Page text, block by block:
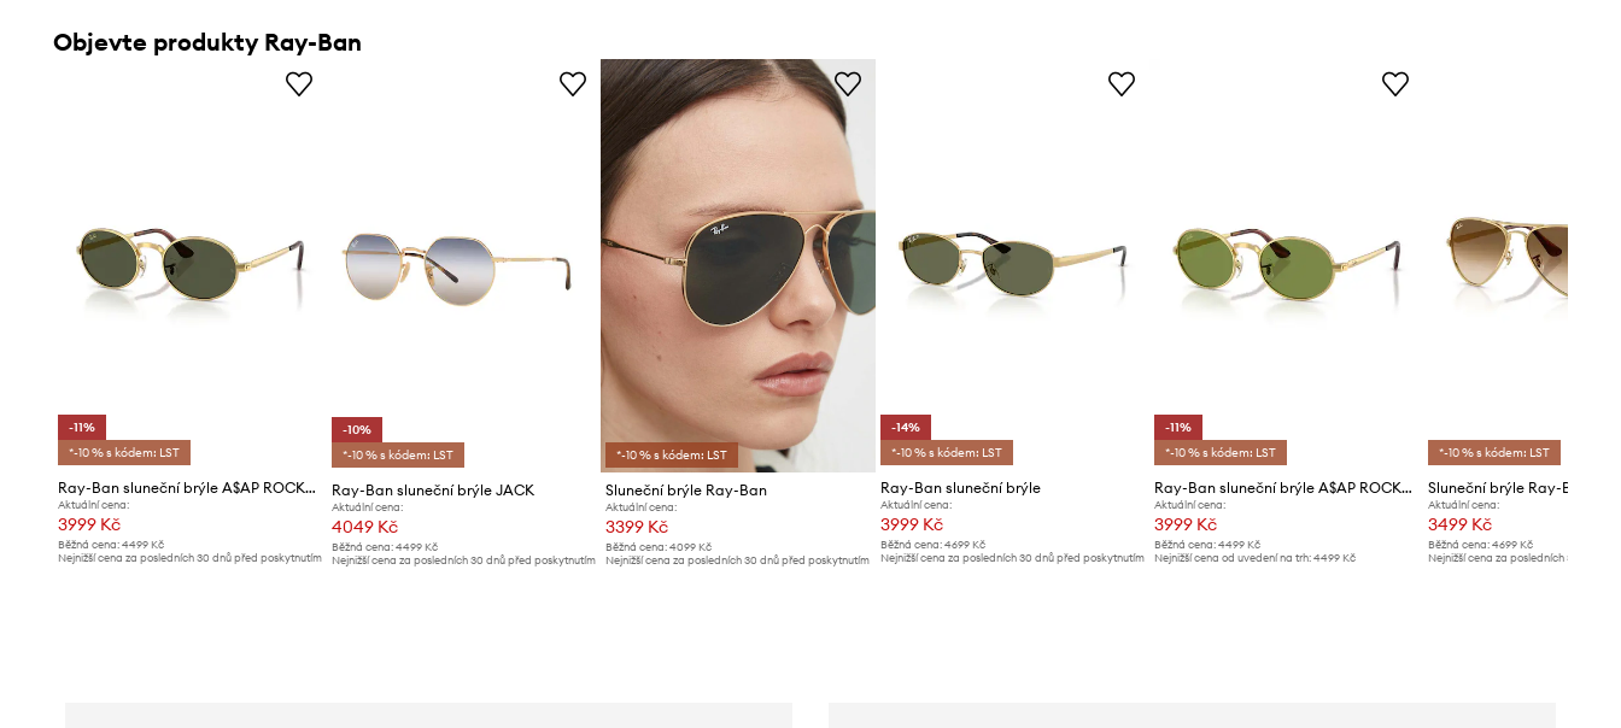
Objevte produkty Ray-Ban
-11%
*-10 % s kódem: LST
Ray-Ban sluneční brýle A$AP ROCKY X RAY-BAN
Aktuální cena:
3999 Kč
Běžná cena: 4499 Kč
Nejnižší cena za posledních 30 dnů před poskytnutím
-10%
*-10 % s kódem: LST
Ray-Ban sluneční brýle JACK
Aktuální cena:
4049 Kč
Běžná cena:4499 Kč
Nejnižší cena za posledních 30 dnů před poskytnutím
*-10 % s kódem: LST
Sluneční brýle Ray-Ban
Aktuální cena:
3399 Kč
Běžná cena: 4099 Kč
Nejnižší cena za posledních 30 dnů před poskytnutím
-14%
*-10 % s kódem: LST
Ray-Ban sluneční brýle
Aktuální cena:
3999 Kč
Běžná cena: 4699 Kč
Nejnižší cena za posledních 30 dnů před poskytnutím
-11%
*-10 % s kódem: LST
Ray-Ban sluneční brýle A$AP ROCKY X RAY-BAN
Aktuální cena:
3999 Kč
Běžná cena:4499 Kč
Nejnižší cena od uvedení na trh:4499 Kč
*-10 % s kódem: LST
Sluneční brýle Ray-Ban
Aktuální cena:
3499 Kč
Běžná cena: 4699 Kč
Nejnižší cena za posledních 30 dnů